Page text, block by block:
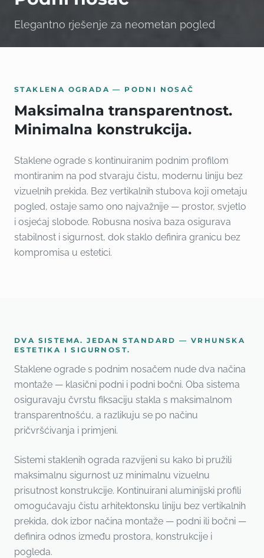
Elegantno rješenje za neometan pogled
STAKLENA OGRADA — PODNI NOSAČ
Maksimalna transparentnost.
Minimalna konstrukcija.
Staklene ograde s kontinuiranim podnim profilom
montiranim na pod stvaraju čistu, modernu liniju bez
vizuelnih prekida. Bez vertikalnih stubova koji ometaju
pogled, ostaje samo ono najvažnije — prostor, svjetlo
i osjećaj slobode. Robusna nosiva baza osigurava
stabilnost i sigurnost, dok staklo definira granicu bez
kompromisa u estetici.
DVA SISTEMA. JEDAN STANDARD — VRHUNSKA
ESTETIKA I SIGURNOST.
Staklene ograde s podnim nosačem nude dva načina
montaže — klasični podni i podni bočni. Oba sistema
osiguravaju čvrstu fiksaciju stakla s maksimalnom
transparentnošću, a razlikuju se po načinu
pričvršćivanja i primjeni.
Sistemi staklenih ograda razvijeni su kako bi pružili
maksimalnu sigurnost uz minimalnu vizuelnu
prisutnost konstrukcije. Kontinuirani aluminijski profili
omogućavaju čistu arhitektonsku liniju bez vertikalnih
prekida, dok izbor načina montaže — podni ili bočni —
definira odnos između prostora, konstrukcije i
pogleda.